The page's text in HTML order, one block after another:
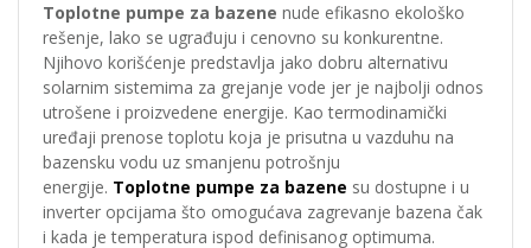
Toplotne pumpe za bazene nude efikasno ekološko
rešenje, lako se ugrađuju i cenovno su konkurentne.
Njihovo korišćenje predstavlja jako dobru alternativu
solarnim sistemima za grejanje vode jer je najbolji odnos
utrošene i proizvedene energije. Kao termodinamički
uređaji prenose toplotu koja je prisutna u vazduhu na
bazensku vodu uz smanjenu potrošnju
energije. Toplotne pumpe za bazene su dostupne i u
inverter opcijama što omogućava zagrevanje bazena čak
i kada je temperatura ispod definisanog optimuma.